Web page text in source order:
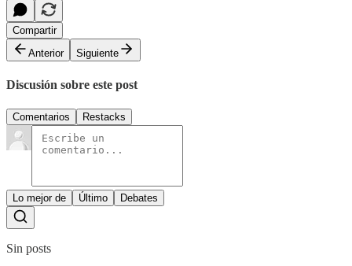
Compartir
Anterior
Siguiente
Discusión sobre este post
Comentarios Restacks
Lo mejor de Último Debates
Sin posts